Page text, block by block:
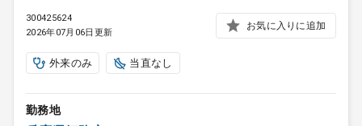
300425624
2026年07月06日更新
お気に入りに追加
外来のみ 当直なし
勤務地